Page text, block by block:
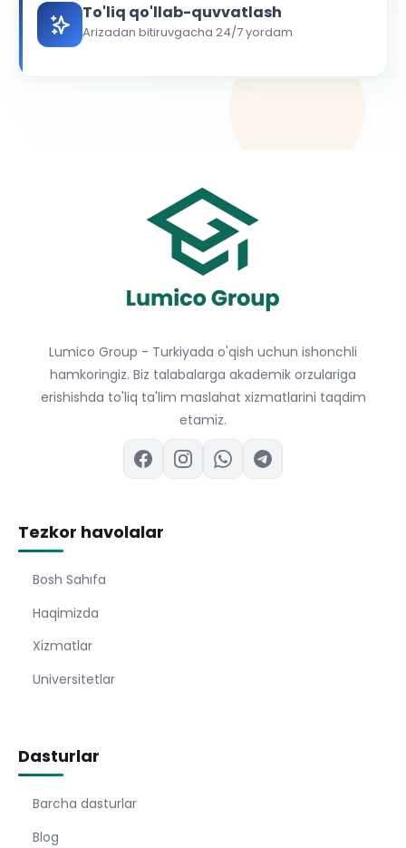
To'liq qo'llab-quvvatlash
Arizadan bitiruvgacha 24/7 yordam
Lumico Group - Turkiyada o'qish uchun ishonchli
hamkoringiz. Biz talabalarga akademik orzulariga
erishishda to'liq ta'lim maslahat xizmatlarini taqdim
etamiz.
Tezkor havolalar
Bosh Sahıfa
Haqimizda
Xizmatlar
Universitetlar
Dasturlar
Barcha dasturlar
Blog